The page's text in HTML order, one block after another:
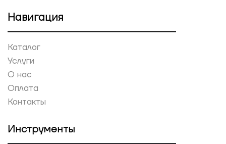
Навигация
Каталог
Услуги
О нас
Оплата
Контакты
Инструменты